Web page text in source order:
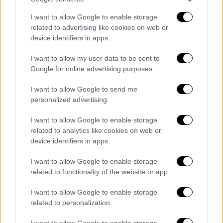
I want to allow Google to enable storage
related to advertising like cookies on web or
device identifiers in apps.
I want to allow my user data to be sent to
Google for online advertising purposes.
I want to allow Google to send me
personalized advertising.
I want to allow Google to enable storage
related to analytics like cookies on web or
device identifiers in apps.
I want to allow Google to enable storage
related to functionality of the website or app.
I want to allow Google to enable storage
related to personalization.
βέβαιο ότι έχεις να προσφέρεις πολλά και
αυτό μπορεί να το αντιληφθεί άμεσα το ταίρι
σου. Αν είσαι αδέσμευτος/η μέσα από το
φιλικό περιβάλλον μπορεί να προκύψει νέα
γνωριμία που θα σε βοηθήσει να
δραστηριοποιηθείς σε πνευματικό επίπεδο
ΠΑΡΘΕΝΟΣ
Παρθένε, η σημερινή μέρα μπορεί να
δημιουργήσει λανθασμένα συμπεράσματα σε
σταδιοδρομία. Αργότερα, το απόγευμα σε
βοηθά να εναρμονίσεις λογική και
ευαισθησία και να ξεπεράσεις πιθανές
απογοητεύσεις.